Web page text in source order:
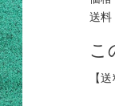
送料
こ
【